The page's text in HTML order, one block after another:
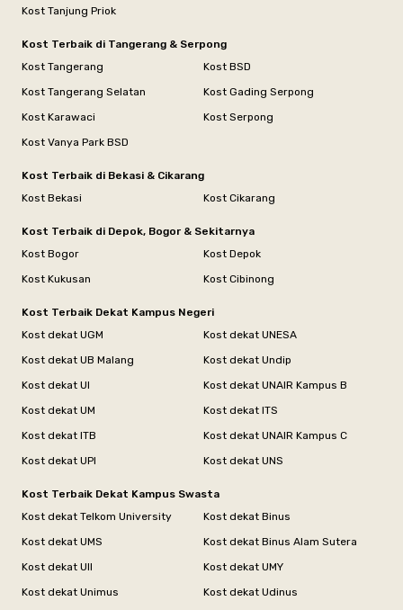
Kost Tanjung Priok
Kost Terbaik di Tangerang & Serpong
Kost Tangerang
Kost BSD
Kost Tangerang Selatan
Kost Gading Serpong
Kost Karawaci
Kost Serpong
Kost Vanya Park BSD
Kost Terbaik di Bekasi & Cikarang
Kost Bekasi
Kost Cikarang
Kost Terbaik di Depok, Bogor & Sekitarnya
Kost Bogor
Kost Depok
Kost Kukusan
Kost Cibinong
Kost Terbaik Dekat Kampus Negeri
Kost dekat UGM
Kost dekat UNESA
Kost dekat UB Malang
Kost dekat Undip
Kost dekat UI
Kost dekat UNAIR Kampus B
Kost dekat UM
Kost dekat ITS
Kost dekat ITB
Kost dekat UNAIR Kampus C
Kost dekat UPI
Kost dekat UNS
Kost Terbaik Dekat Kampus Swasta
Kost dekat Telkom University
Kost dekat Binus
Kost dekat UMS
Kost dekat Binus Alam Sutera
Kost dekat UII
Kost dekat UMY
Kost dekat Unimus
Kost dekat Udinus